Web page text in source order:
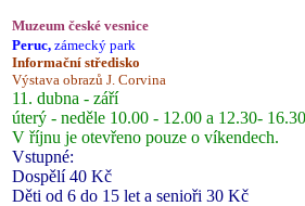
Muzeum české vesnice
Peruc, zámecký park
Informační středisko
Výstava obrazů J. Corvina
11. dubna - září
úterý - neděle 10.00 - 12.00 a 12.30-
V říjnu je otevřeno pouze o víkendech.
Vstupné:
Dospělí 40 Kč
Děti od 6 do 15 let a senioři 30 Kč